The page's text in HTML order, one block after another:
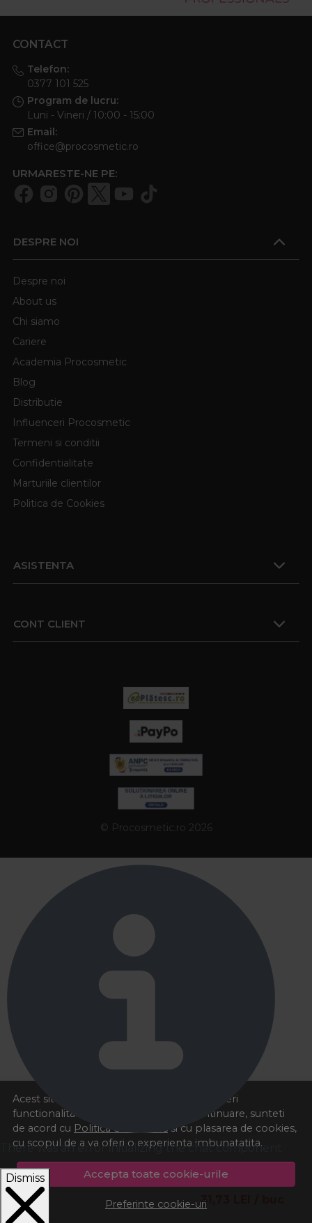
31,73
Acest site foloseste cookies pentru a va oferi
functionalitatea dorita. Navigand in continuare, sunteti
de acord cu Politica de cookies si cu plasarea de cookies,
cu scopul de a va oferi o experienta imbunatatita.
Accepta toate cookie-urile
Preferinte cookie-uri
CONTACT
Telefon:
0377 101 525
Program de lucru:
Luni - Vineri / 10:00 - 15:00
Email:
office@procosmetic.ro
URMARESTE-NE PE:
DESPRE NOI
Despre noi
About us
Chi siamo
Cariere
Academia Procosmetic
Blog
Distributie
Influenceri Procosmetic
Termeni si conditii
Confidentialitate
Marturiile clientilor
Politica de Cookies
ASISTENTA
CONT CLIENT
© Procosmetic.ro 2026
There was an error initializing the chat component
Dismiss